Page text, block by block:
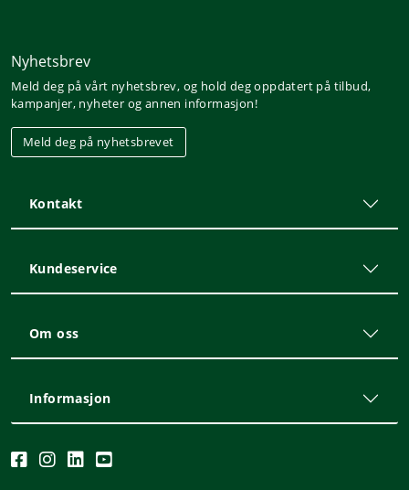
Nyhetsbrev
Meld deg på vårt nyhetsbrev, og hold deg oppdatert på tilbud,
kampanjer, nyheter og annen informasjon!
Meld deg på nyhetsbrevet
Kontakt
Kundeservice
Om oss
Informasjon